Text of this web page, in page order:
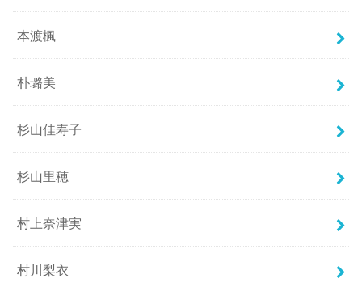
本渡楓
朴璐美
杉山佳寿子
杉山里穂
村上奈津実
村川梨衣